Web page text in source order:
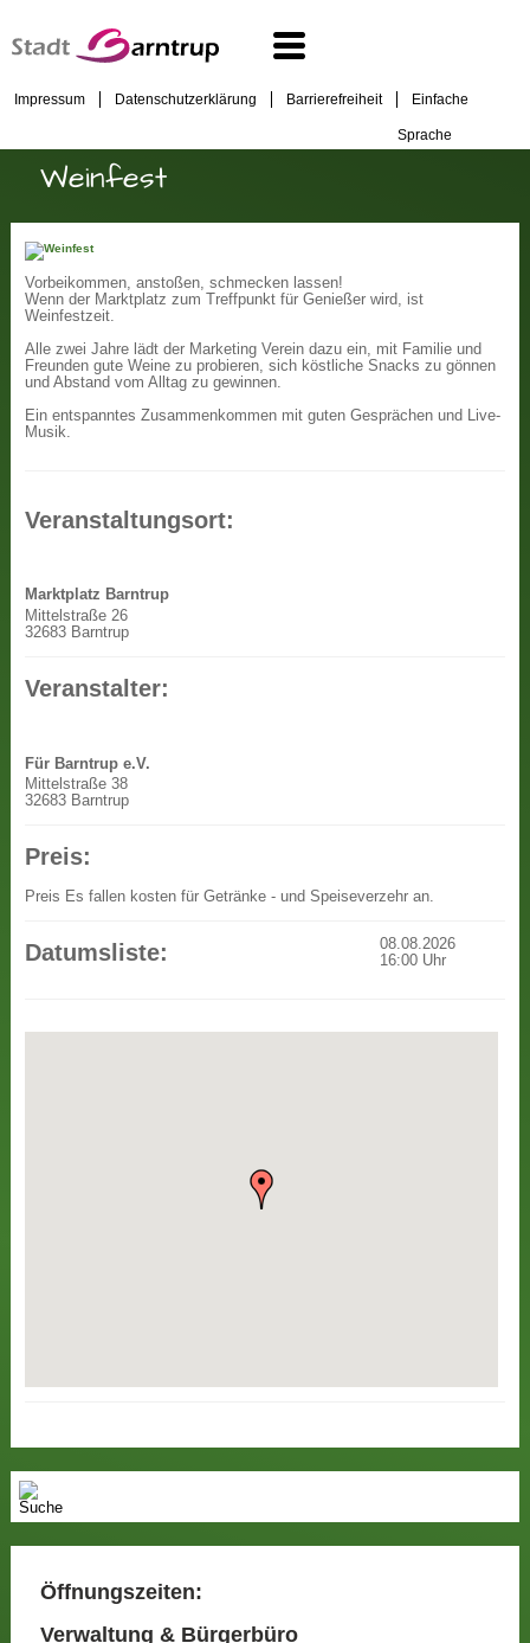
Impressum Datenschutzerklärung Barrierefreiheit Einfache
Sprache
Weinfest
Vorbeikommen, anstoßen, schmecken lassen!
Wenn der Marktplatz zum Treffpunkt für Genießer wird, ist
Weinfestzeit.
Alle zwei Jahre lädt der Marketing Verein dazu ein, mit Familie und
Freunden gute Weine zu probieren, sich köstliche Snacks zu gönnen
und Abstand vom Alltag zu gewinnen.
Ein entspanntes Zusammenkommen mit guten Gesprächen und Live-
Musik.
Veranstaltungsort:
Marktplatz Barntrup
Mittelstraße 26
32683 Barntrup
Veranstalter:
Für Barntrup e.V.
Mittelstraße 38
32683 Barntrup
Preis:
Preis Es fallen kosten für Getränke - und Speiseverzehr an.
Datumsliste:
08.08.2026
16:00 Uhr
Öffnungszeiten:
Verwaltung & Bürgerbüro